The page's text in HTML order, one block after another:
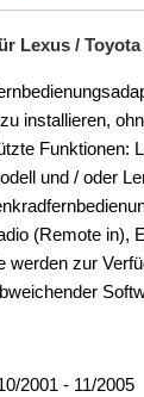
Lexus /
installieren,
Funktionen:
und / oder
(Remote in),
werden zur
2001 - 11/2005